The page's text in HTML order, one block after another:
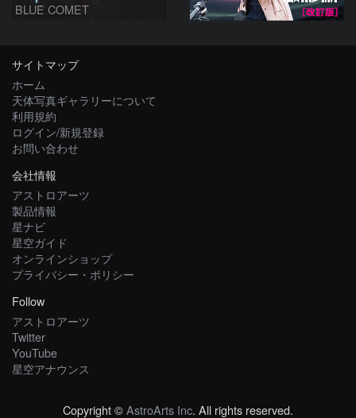
BLUE COMET
サイトマップ
ホーム
天体写真ギャラリーについて
利用規約
ログイン/新規登録
お問い合わせ
会社情報
アストロアーツ
製品情報
星ナビ
星空ガイド
オンラインショップ
プライバシー・ポリシー
Follow
アストロアーツ
Twitter
YouTube
星空アナウンス
Copyright ©AstroArts Inc. All rights reserved.